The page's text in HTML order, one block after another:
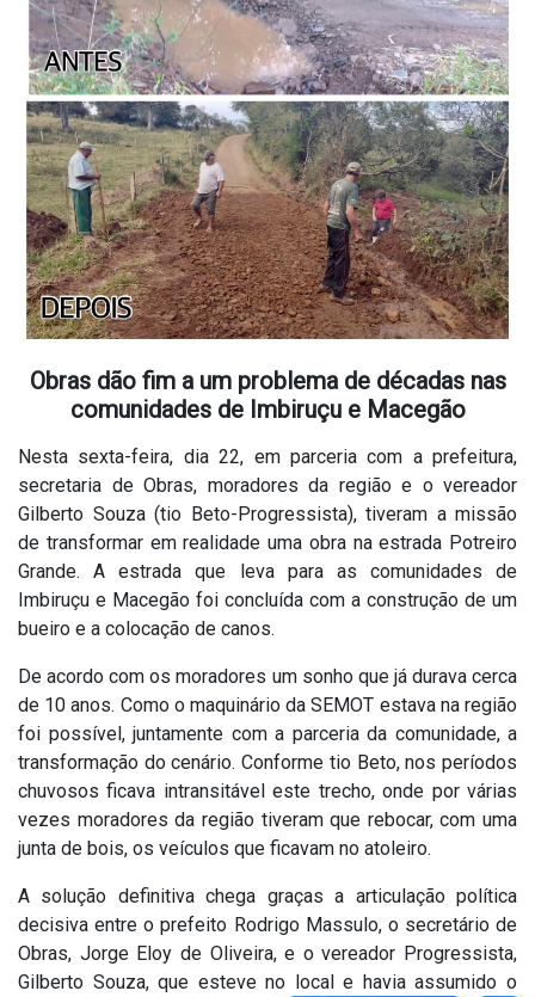
Obras dão fim a um problema de décadas nas
comunidades de Imbiruçu e Macegão
Nesta sexta-feira, dia 22, em parceria com a prefeitura,
secretaria de Obras, moradores da região e o vereador
Gilberto Souza (tio Beto-Progressista), tiveram a missão
de transformar em realidade uma obra na estrada Potreiro
Grande. A estrada que leva para as comunidades de
Imbiruçu e Macegão foi concluída com a construção de um
bueiro e a colocação de canos.
De acordo com os moradores um sonho que já durava cerca
de 10 anos. Como o maquinário da SEMOT estava na região
foi possível, juntamente com a parceria da comunidade, a
transformação do cenário. Conforme tio Beto, nos períodos
chuvosos ficava intransitável este trecho, onde por várias
vezes moradores da região tiveram que rebocar, com uma
junta de bois, os veículos que ficavam no atoleiro.
A solução definitiva chega graças a articulação política
decisiva entre o prefeito Rodrigo Massulo, o secretário de
Obras, Jorge Eloy de Oliveira, e o vereador Progressista,
Gilberto Souza, que esteve no local e havia assumido o